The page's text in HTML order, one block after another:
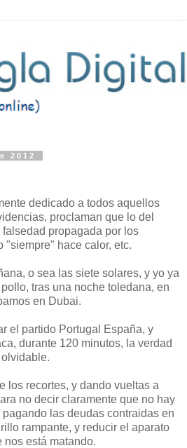
2012
dedicado a todos aquellos
proclaman que lo del
propagada por los
"siempre" hace calor, etc.
o sea las siete solares, y yo ya
tras una noche toledana, en
en Dubai.
el partido Portugal España, y
durante 120 minutos, la verdad
los recortes, y dando vueltas a
no decir claramente que no hay
las deudas contraidas en
rampante, y reducir el aparato
nos está matando.